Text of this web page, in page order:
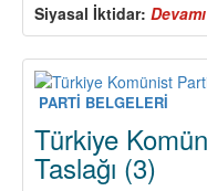
Siyasal İktidar: Devamı
PARTİ BELGELERİ
Türkiye
Taslağı (3)